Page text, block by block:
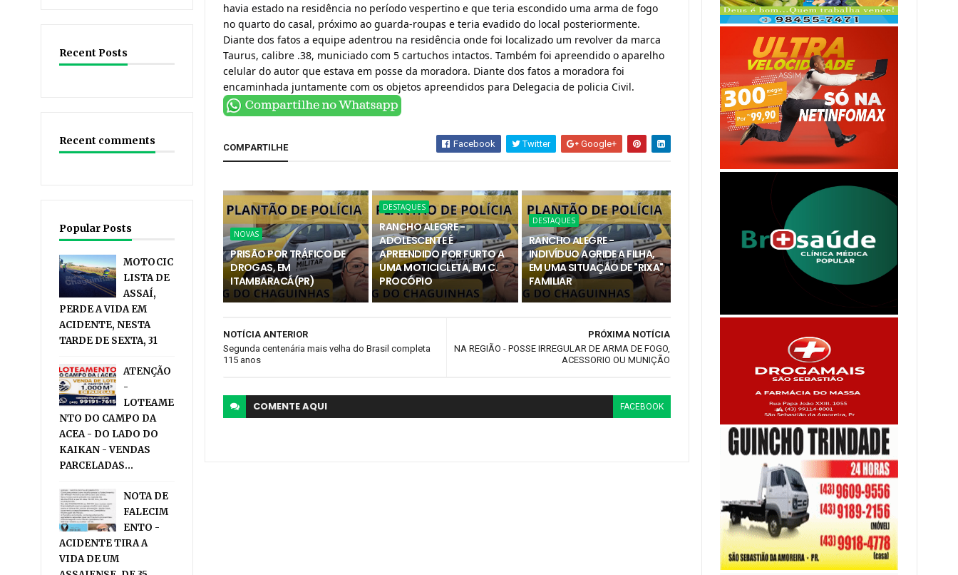
Recent Posts
Recent comments
Popular Posts
MOTOCIC
LISTA DE
ASSAÍ,
PERDE A VIDA EM
ACIDENTE, NESTA
TARDE DE SEXTA, 31
ATENÇÃO
-
LOTEAME
NTO DO CAMPO DA
ACEA - DO LADO DO
KAIKAN - VENDAS
PARCELADAS...
NOTA DE
FALECIM
ENTO -
ACIDENTE TIRA A
VIDA DE UM
havia estado na residência no período vespertino e que teria escondido uma arma de fogo
no quarto do casal, próximo ao guarda-roupas e teria evadido do local posteriormente.
Diante dos fatos a equipe adentrou na residência onde foi localizado um revolver da marca
Taurus, calibre .38, municiado com 5 cartuchos intactos. Também foi apreendido o aparelho
celular do autor que estava em posse da moradora. Diante dos fatos a moradora foi
encaminhada juntamente com os objetos apreendidos para Delegacia de policia Civil.
COMPARTILHE Facebook Twitter Google+
NOVAS
PRISÃO POR TRÁFICO DE
DROGAS, EM
ITAMBARACÁ(PR)
DESTAQUES
RANCHO ALEGRE -
ADOLESCENTE É
APREENDIDO POR FURTO A
UMA MOTICICLETA, EM C.
PROCÓPIO
DESTAQUES
RANCHO ALEGRE -
INDIVÍDUO AGRIDE A FILHA,
EM UMA SITUAÇÃO DE "RIXA"
FAMILIAR
PRÓXIMA NOTÍCIA
NA REGIÃO - POSSE IRREGULAR DE ARMA DE FOGO,
ACESSORIO OU MUNIÇÃO
NOTÍCIA ANTERIOR
Segunda centenária mais velha do Brasil completa
115 anos
COMENTEAQUI FACEBOOK